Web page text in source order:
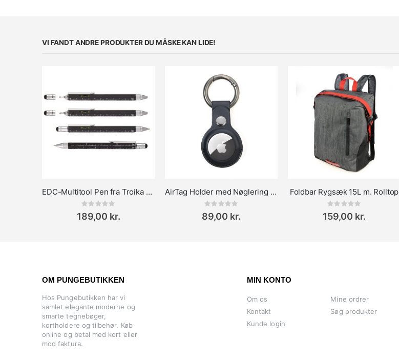
VI FANDT ANDRE PRODUKTER DU MÅSKE KAN LIDE!
EDC-Multitool Pen fra Troika Construction – Multifunktionel Værktøjspen
Rating:
189,00 kr.
AirTag Holder med Nøglering og karabin
Rating:
89,00 kr.
Foldbar Rygsæk 15L m. Rolltop
Rating:
159,00 kr.
OM PUNGEBUTIKKEN
Hos Pungebutikken har vi
samlet elegante moderne og
smarte tegnebøger,
kortholdere og tilbehør. Køb
online og betal med kort eller
mod faktura.
MIN KONTO
Om os
Kontakt
Kunde login
Mine ordrer
Søg produkter